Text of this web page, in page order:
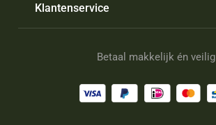
Klantenservice
Betaal makkelijk én veilig